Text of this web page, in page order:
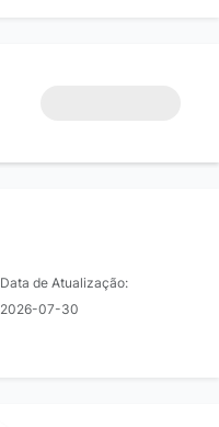
Data de Atualização:
2026-07-30